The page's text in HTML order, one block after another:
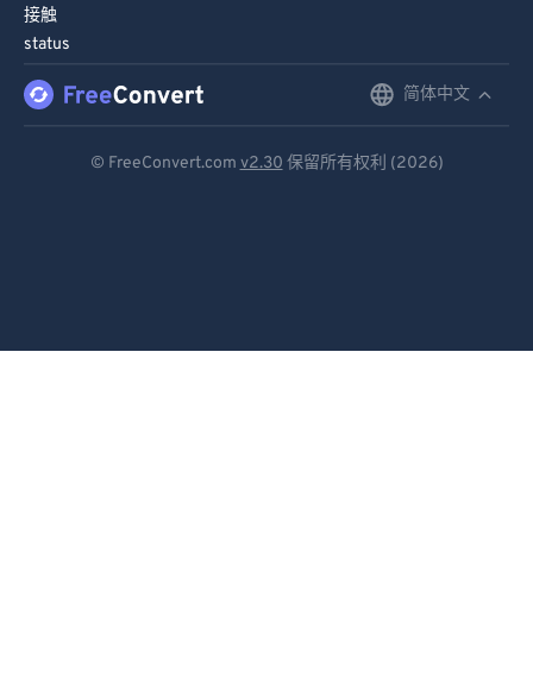
接触
status
简体中文
© FreeConvert.com v2.30 保留所有权利 (2026)